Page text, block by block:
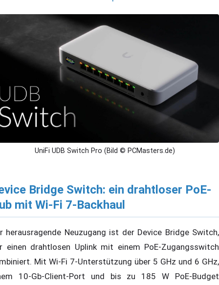
UniFi UDB Switch Pro (Bild © PCMasters.de)
Bridge Switch: ein drahtloser PoE-
mit Wi-Fi 7-Backhaul
herausragende Neuzugang ist der Device Bridge Switch,
einen drahtlosen Uplink mit einem PoE-Zugangsswitch
Mit Wi-Fi 7-Unterstützung über 5 GHz und 6 GHz,
10-Gb-Client-Port und bis zu 185 W PoE-Budget